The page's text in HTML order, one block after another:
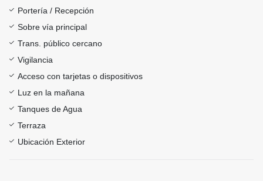
Portería / Recepción
Sobre vía principal
Trans. público cercano
Vigilancia
Acceso con tarjetas o dispositivos
Luz en la mañana
Tanques de Agua
Terraza
Ubicación Exterior